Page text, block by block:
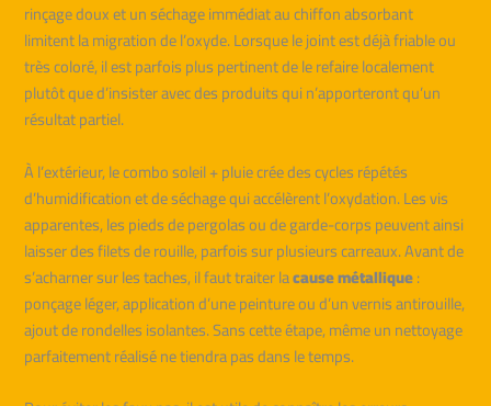
rinçage doux et un séchage immédiat au chiffon absorbant
limitent la migration de l’oxyde. Lorsque le joint est déjà friable ou
très coloré, il est parfois plus pertinent de le refaire localement
plutôt que d’insister avec des produits qui n’apporteront qu’un
résultat partiel.
À l’extérieur, le combo soleil + pluie crée des cycles répétés
d’humidification et de séchage qui accélèrent l’oxydation. Les vis
apparentes, les pieds de pergolas ou de garde-corps peuvent ainsi
laisser des filets de rouille, parfois sur plusieurs carreaux. Avant de
s’acharner sur les taches, il faut traiter lacause métallique:
ponçage léger, application d’une peinture ou d’un vernis antirouille,
ajout de rondelles isolantes. Sans cette étape, même un nettoyage
parfaitement réalisé ne tiendra pas dans le temps.